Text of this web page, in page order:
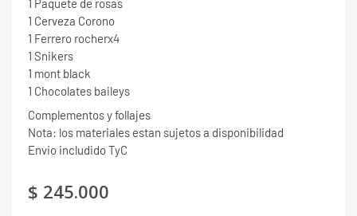
1 Paquete de rosas
1 Cerveza Corono
1 Ferrero rocherx4
1 Snikers
1 mont black
1 Chocolates baileys
Complementos y follajes
Nota: los materiales estan sujetos a disponibilidad
Envio includido TyC
$ 245.000